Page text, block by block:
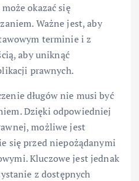
okazać się
Ważne jest, aby
terminie i z
aby uniknąć
prawnych.
długów nie musi być
Dzięki odpowiedniej
możliwe jest
się przed niepożądanymi
Kluczowe jest jednak
z dostępnych